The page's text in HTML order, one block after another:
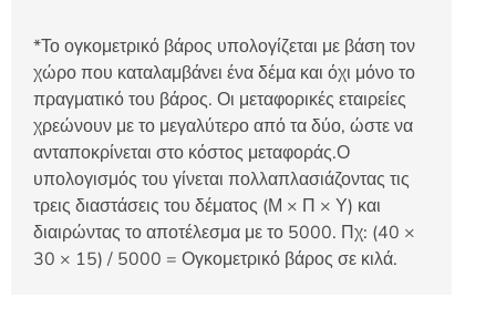
*Το ογκομετρικό βάρος υπολογίζεται με βάση τον
χώρο που καταλαμβάνει ένα δέμα και όχι μόνο το
πραγματικό του βάρος. Οι μεταφορικές εταιρείες
χρεώνουν με το μεγαλύτερο από τα δύο, ώστε να
ανταποκρίνεται στο κόστος μεταφοράς.Ο
υπολογισμός του γίνεται πολλαπλασιάζοντας τις
τρεις διαστάσεις του δέματος (Μ × Π × Υ) και
διαιρώντας το αποτέλεσμα με το 5000. Πχ: (40 ×
30 × 15) / 5000 = Ογκομετρικό βάρος σε κιλά.